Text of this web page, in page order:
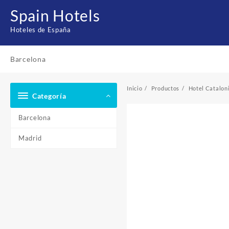
contenido
Spain Hotels
Hoteles de España
Barcelona
Categoría
Barcelona
Madrid
Inicio Productos Hotel